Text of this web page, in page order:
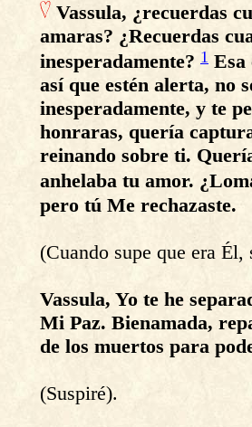
Vassula, ¿recuerdas
amaras? ¿Recuerdas
inesperadamente? 1 Esa
así que estén alerta, no
inesperadamente, y te
honraras, quería
reinando sobre ti.
anhelaba tu amor.
pero tú Me rechazaste.
(Cuando supe que era
Vassula, Yo te he
Mi Paz. Bienamada,
de los muertos para
(Suspiré).